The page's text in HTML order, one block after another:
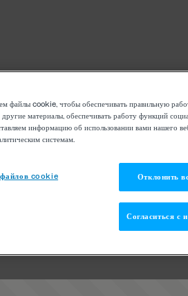
файлы cookie, чтобы обеспечивать правильную
другие материалы, обеспечивать работу функций
информацию об использовании вами нашего
системам.
cookie Отклонить
Согласиться с